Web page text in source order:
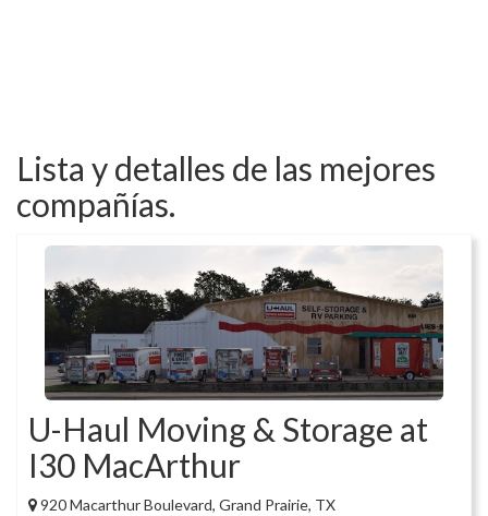
Lista y detalles de las mejores
compañías.
U-Haul Moving & Storage at
I30 MacArthur
920 Macarthur Boulevard, Grand Prairie, TX